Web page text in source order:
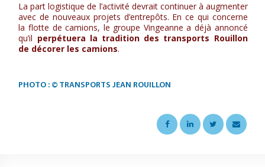
La part logistique de l’activité devrait continuer à augmenter
avec de nouveaux projets d’entrepôts. En ce qui concerne
la flotte de camions, le groupe Vingeanne a déjà annoncé
qu’il perpétuera la tradition des transports Rouillon
de décorer les camions.
PHOTO : © TRANSPORTS JEAN ROUILLON